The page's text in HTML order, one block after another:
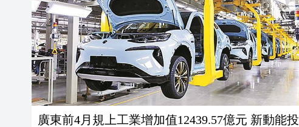
廣東前4月規上工業增加值12439.57億元 新動能投